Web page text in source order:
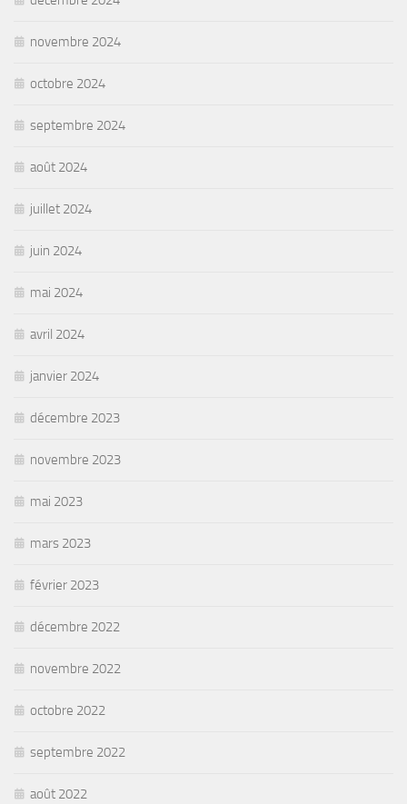
novembre 2024
octobre 2024
septembre 2024
août 2024
juillet 2024
juin 2024
mai 2024
avril 2024
janvier 2024
décembre 2023
novembre 2023
mai 2023
mars 2023
février 2023
décembre 2022
novembre 2022
octobre 2022
septembre 2022
août 2022